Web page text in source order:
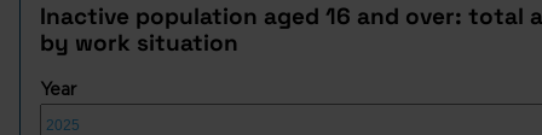
Inactive population aged 16 and over: total
by work situation
Year